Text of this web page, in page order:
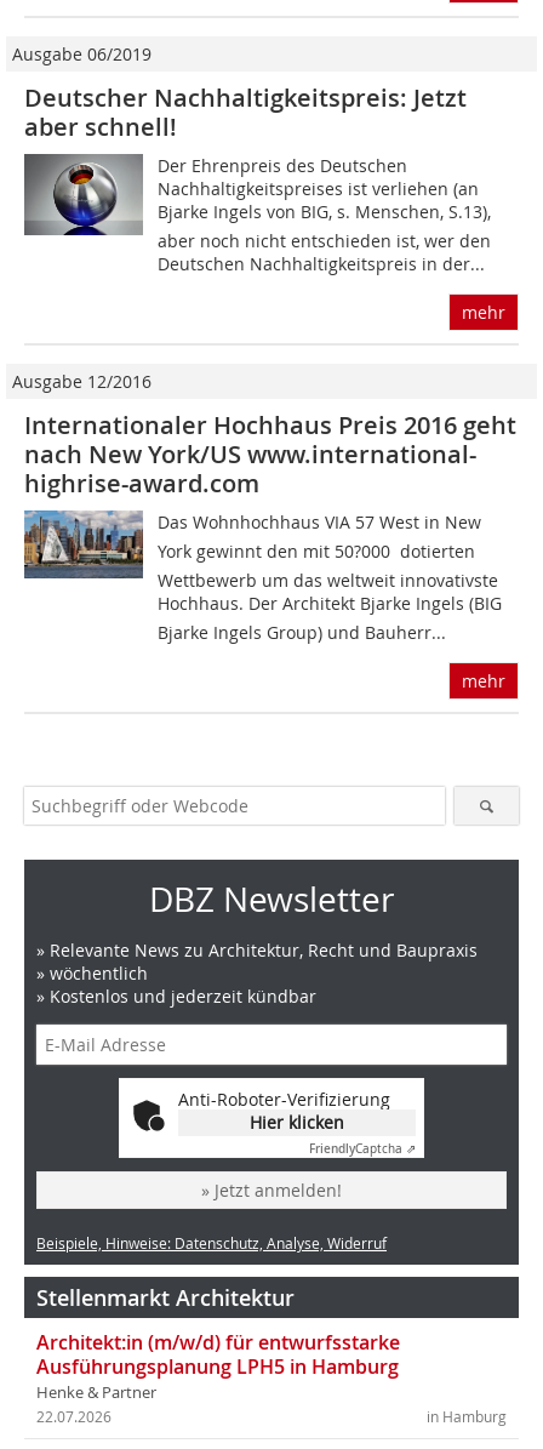
Ausgabe 06/2019
Deutscher Nachhaltigkeitspreis: Jetzt
aber schnell!
Der Ehrenpreis des Deutschen
Nachhaltigkeitspreises ist verliehen (an
Bjarke Ingels von BIG, s. Menschen, S.13),
aber noch nicht entschieden ist, wer den
Deutschen Nachhaltigkeitspreis in der...
mehr
Ausgabe 12/2016
Internationaler Hochhaus Preis 2016 geht
nach New York/US www.international-
highrise-award.com
Das Wohnhochhaus VIA 57 West in New
York gewinnt den mit 50?000  dotierten
Wettbewerb um das weltweit innovativste
Hochhaus. Der Architekt Bjarke Ingels (BIG 
Bjarke Ingels Group) und Bauherr...
mehr
DBZ Newsletter
» Relevante News zu Architektur, Recht und Baupraxis
» wöchentlich
» Kostenlos und jederzeit kündbar
Anti-Roboter-Verifizierung
Hier klicken
FriendlyCaptcha ⇗
» Jetzt anmelden!
Beispiele, Hinweise: Datenschutz, Analyse, Widerruf
Stellenmarkt Architektur
Architekt:in (m/w/d) für entwurfsstarke
Ausführungsplanung LPH5 in Hamburg
Henke & Partner
in Hamburg
22.07.2026